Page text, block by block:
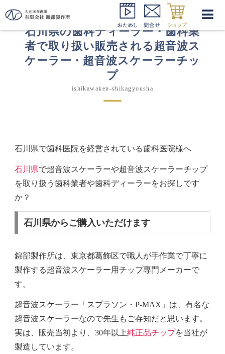
石川県の歯科ディーラー・歯科業
者で取り扱い販売される超音波ス
ケーラー・超音波スケーラーチッ
プ
ishikawaken-shikagyousha
石川県で歯科医院を経営されている歯科医院様へ
石川県で超音波スケーラーや超音波スケーラーチップ
を取り扱う歯科業者や歯科ディーラーをお探しです
か？
石川県からご購入いただけます
錦部製作所は、東京都葛飾区で職人が手作業で丁寧に
製作する超音波スケーラー用チップ専門メーカーで
す。
超音波スケーラー「スプラソン・P-MAX」 は、有名な
超音波スケーラーなので先生もご存知だと思います。
実は、 販売当初より、30年以上純正品チップを当社が
製造しています。